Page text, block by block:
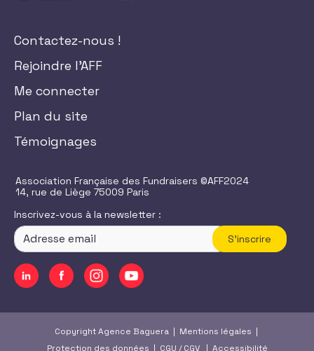
Contactez-nous !
Rejoindre l'AFF
Me connecter
Plan du site
Témoignages
Association Française des Fundraisers ©AFF2024
14, rue de Liège 75009 Paris
Inscrivez-vous à la newsletter :
S'inscrire
Copyright Agence Baguera | Mentions légales |
Protection des données | CGU /CGV| Accessibilité